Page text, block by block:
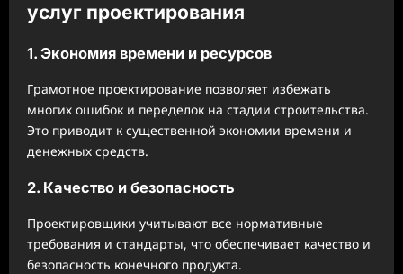
услуг проектирования
1. Экономия времени и ресурсов
Грамотное проектирование позволяет избежать
многих ошибок и переделок на стадии строительства.
Это приводит к существенной экономии времени и
денежных средств.
2. Качество и безопасность
Проектировщики учитывают все нормативные
требования и стандарты, что обеспечивает качество и
безопасность конечного продукта.